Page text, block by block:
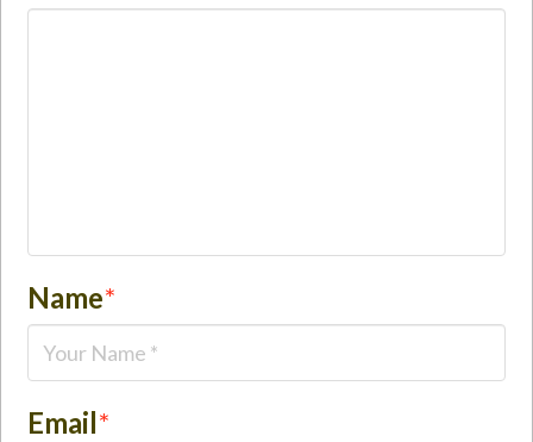
Name*
Email*